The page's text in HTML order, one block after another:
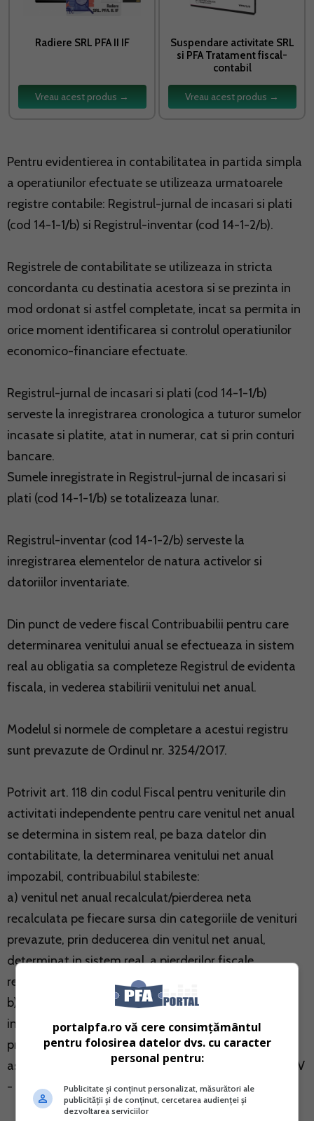
Radiere SRL PFA II IF
Vreau acest produs →
Suspendare activitate SRL
si PFA Tratament fiscal-
contabil
Vreau acest produs →
Pentru evidentierea in contabilitatea in partida simpla
a operatiunilor efectuate se utilizeaza urmatoarele
registre contabile: Registrul-jurnal de incasari si plati
(cod 14-1-1/b) si Registrul-inventar (cod 14-1-2/b).
Registrele de contabilitate se utilizeaza in stricta
concordanta cu destinatia acestora si se prezinta in
mod ordonat si astfel completate, incat sa permita in
orice moment identificarea si controlul operatiunilor
economico-financiare efectuate.
Registrul-jurnal de incasari si plati (cod 14-1-1/b)
serveste la inregistrarea cronologica a tuturor sumelor
incasate si platite, atat in numerar, cat si prin conturi
bancare.
Sumele inregistrate in Registrul-jurnal de incasari si
plati (cod 14-1-1/b) se totalizeaza lunar.
Registrul-inventar (cod 14-1-2/b) serveste la
inregistrarea elementelor de natura activelor si
datoriilor inventariate.
Din punct de vedere fiscal Contribuabilii pentru care
determinarea venitului anual se efectueaza in sistem
real au obligatia sa completeze Registrul de evidenta
fiscala, in vederea stabilirii venitului net anual.
Modelul si normele de completare a acestui registru
sunt prevazute de Ordinul nr. 3254/2017.
Potrivit art. 118 din codul Fiscal pentru veniturile din
activitati independente pentru care venitul net anual
se determina in sistem real, pe baza datelor din
contabilitate, la determinarea venitului net anual
impozabil, contribuabilul stabileste:
a) venitul net anual recalculat/pierderea neta
recalculata pe fiecare sursa din categoriile de venituri
prevazute, prin deducerea din venitul net anual,
determinat in sistem real, a pierderilor fiscale
reportate;
b) venitul net anual impozabil care se determina prin
insumarea tuturor veniturilor nete anuale, recalculate,
prevazute la lit. a), din care se deduce contributia de
asigurari sociale datorata potrivit prevederilor titlului V
- Contributii sociale obligatorii.
portalpfa.ro vă cere consimțământul
pentru folosirea datelor dvs. cu caracter
personal pentru:
Publicitate și conținut personalizat, măsurători ale
publicității și de conținut, cercetarea audienței și
dezvoltarea serviciilor